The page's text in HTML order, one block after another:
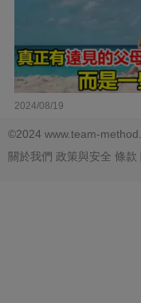
2024/08/19
©2024 www.team-
關於我們 政策與安全 條款